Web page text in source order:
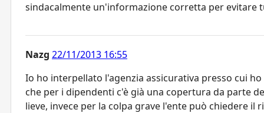
sindacalmente un'informazione corretta per evitare
Nazg 22/11/2013 16:55
Io ho interpellato l'agenzia assicurativa presso cui
che per i dipendenti c'è già una copertura da parte
lieve, invece per la colpa grave l'ente può chiedere il